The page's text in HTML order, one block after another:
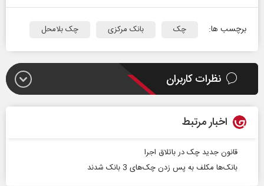
برچسب ها: چک بانک مرکزی چک بلامحل
نظرات کاربران
اخبار مرتبط
قانون جدید چک در باتلاق اجرا
بانک‌ها مکلف به پس زدن چک‌های 3 بانک شدند